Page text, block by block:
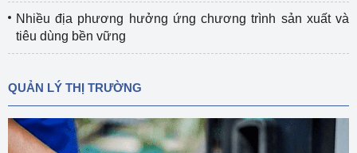
Nhiều địa phương hưởng ứng chương trình sản xuất và
tiêu dùng bền vững
QUẢN LÝ THỊ TRƯỜNG